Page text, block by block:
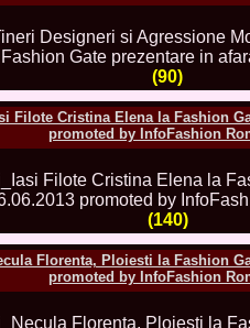
(90)
Filote Cristina Elena la Fashion
promoted by InfoFashion
(140)
Florenta, Ploiesti la Fashion
promoted by InfoFashion